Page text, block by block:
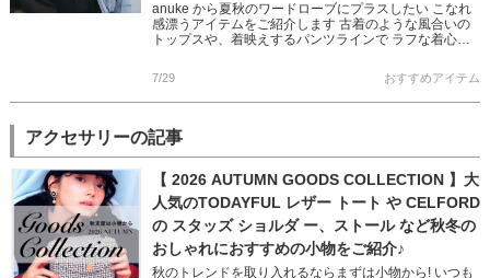
anuke から夏秋のワードローブにプラスしたい こなれ
感漂うアイテムをご紹介します 古着のような風合いの
トップスや、着映えするパンツラインで ラフな着心地
7/29 おすすめアイテム
アクセサリーの記事
【 2026 AUTUMN GOODS COLLECTION 】大
人気のTODAYFUL レザー トート や CELFORD
の スタッズ ショルダ ー、ストール など秋冬の
おしゃれにおすすめの小物をご紹介♪
秋のトレンドを取り入れるならまずは小物から! いつも